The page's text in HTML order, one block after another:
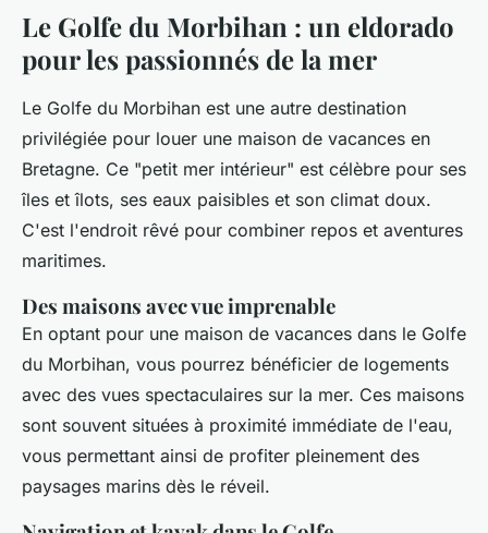
Le Golfe du Morbihan : un eldorado
pour les passionnés de la mer
Le Golfe du Morbihan est une autre destination
privilégiée pour louer une maison de vacances en
Bretagne. Ce "petit mer intérieur" est célèbre pour ses
îles et îlots, ses eaux paisibles et son climat doux.
C'est l'endroit rêvé pour combiner repos et aventures
maritimes.
Des maisons avec vue imprenable
En optant pour une maison de vacances dans le Golfe
du Morbihan, vous pourrez bénéficier de logements
avec des vues spectaculaires sur la mer. Ces maisons
sont souvent situées à proximité immédiate de l'eau,
vous permettant ainsi de profiter pleinement des
paysages marins dès le réveil.